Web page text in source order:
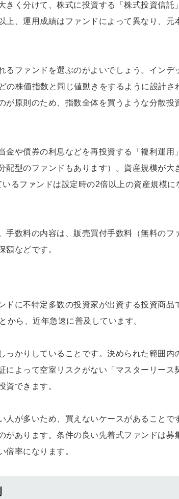
く分けて、株式に投資する「株式投資信託
、運用成績はファンドによって異なり、元
ファンドを選ぶのがよいでしょう。インデ
の株価指数と同じ値動きをするように設計さ
原則のため、指数全体を買うような分散投
や債券の利息などを再投資する「複利運用
型のファンドもあります）。資産規模が大
るファンドは設定時の2倍以上の資産規模に
手数料の内容は、販売買付手数料（無料のフ
額などです。
ドに不特定多数の投資家が出資する投資商品
ら、近年急速に普及しています。
かりしていることです。決められた範囲内
によって空室リスクがない「マスターリース
資できます。
が多いため、買えないケースがあることで
あります。条件の良い先着式ファンドは募
率になります。